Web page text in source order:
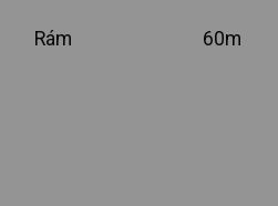
Rám 60m